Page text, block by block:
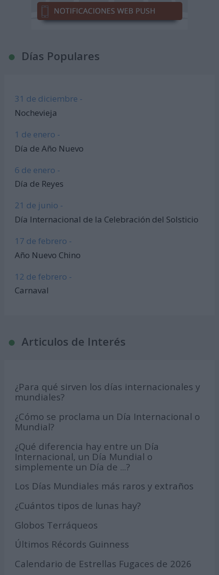
Días Populares
31 de diciembre -
Nochevieja
1 de enero -
Día de Año Nuevo
6 de enero -
Día de Reyes
21 de junio -
Día Internacional de la Celebración del Solsticio
17 de febrero -
Año Nuevo Chino
12 de febrero -
Carnaval
Articulos de Interés
¿Para qué sirven los días internacionales y
mundiales?
¿Cómo se proclama un Día Internacional o
Mundial?
¿Qué diferencia hay entre un Día
Internacional, un Día Mundial o
simplemente un Día de ...?
Los Días Mundiales más raros y extraños
¿Cuántos tipos de lunas hay?
Globos Terráqueos
Últimos Récords Guinness
Calendario de Estrellas Fugaces de 2026